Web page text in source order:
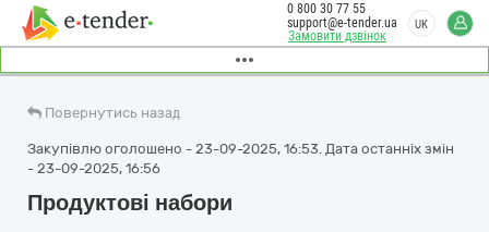
Замовити дзвінок
0 800 30 77 55
support@e-tender.ua
UK
Повернутись назад
Закупівлю оголошено - 23-09-2025, 16:53. Дата останніх змін
- 23-09-2025, 16:56
Продуктові набори